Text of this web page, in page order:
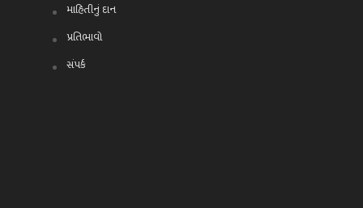
માહિતીનું દાન
પ્રતિભાવો
સંપર્ક